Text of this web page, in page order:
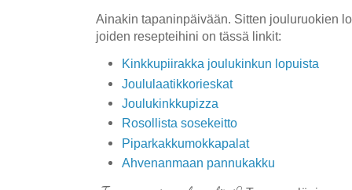
Ainakin tapaninpäivään. Sitten jouluruokien
joiden resepteihini on tässä linkit:
Kinkkupiirakka joulukinkun lopuista
Joululaatikkorieskat
Joulukinkkupizza
Rosollista sosekeitto
Piparkakkumokkapalat
Ahvenanmaan pannukakku